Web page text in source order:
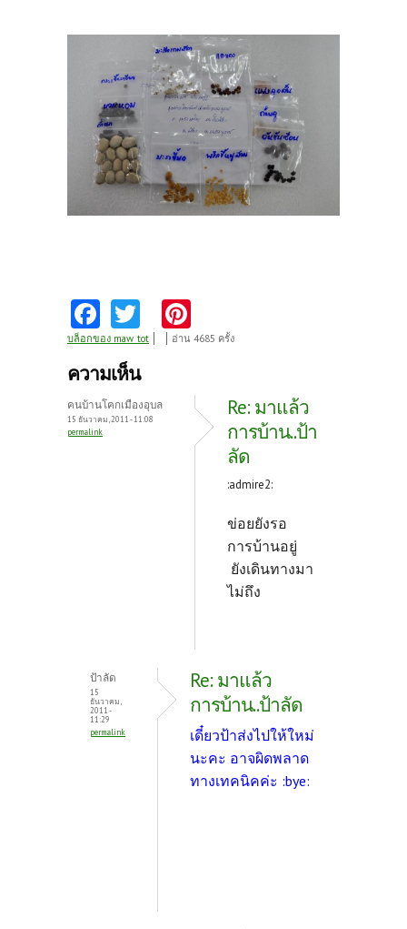
Fa
ce
b
o
o
w
itt
er
nt
es
t
บล็อกของ maw_tot อ่าน 4685 ครั้ง
ความเห็น
คนบ้านโคกเมืองอุบล
15 ธันวาคม, 2011 - 11:08
permalink
Re: มาแล้ว
การบ้าน..ป้า
ลัด
:admire2:
ข่อยยังรอ
การบ้านอยู่
ยังเดินทางมา
ไม่ถึง
ป้าลัด
15
ธันวาคม,
2011 -
11:29
permalink
Re: มาแล้ว
การบ้าน..ป้าลัด
เดี๋ยวป้าส่งไปให้ใหม่
นะคะ อาจผิดพลาด
ทางเทคนิคค่ะ :bye: